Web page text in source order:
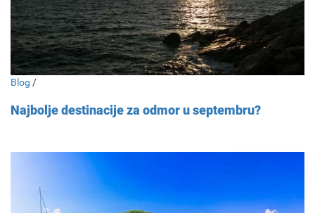
Blog /
Najbolje destinacije za odmor u septembru?